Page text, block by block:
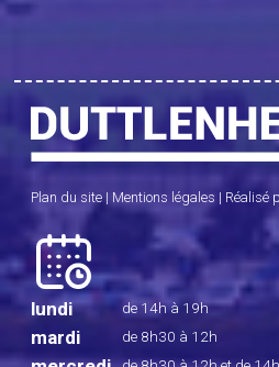
Plan du site | Mentions légales | Réalisé
lundi de 14h à 19h
mardi de 8h30 à 12h